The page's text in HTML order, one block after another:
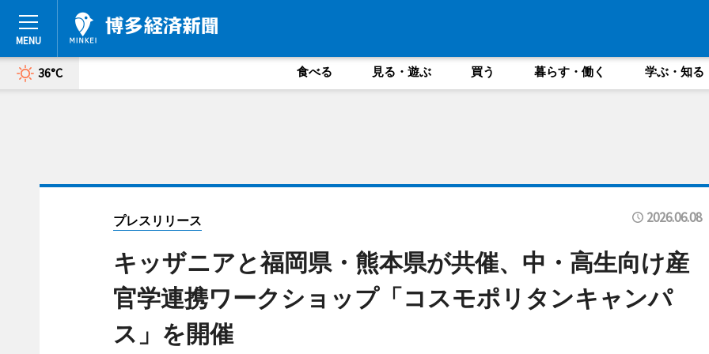
36°C 食べる 見る・遊ぶ 買う 暮らす・働く 学ぶ・知る
プレスリリース 2026.06.08
キッザニアと福岡県・熊本県が共催、中・高生向け産
官学連携ワークショップ「コスモポリタンキャンパ
ス」を開催